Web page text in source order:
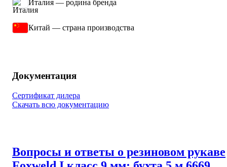
Италия — родина бренда
Китай — страна производства
Документация
Сертификат дилера
Скачать всю документацию
Вопросы и ответы о резиновом рукаве